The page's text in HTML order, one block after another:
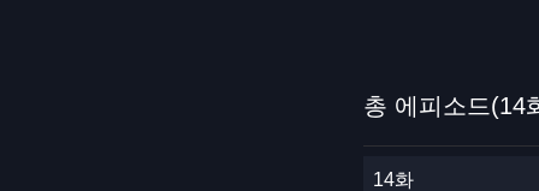
총 에피소드(14
14화